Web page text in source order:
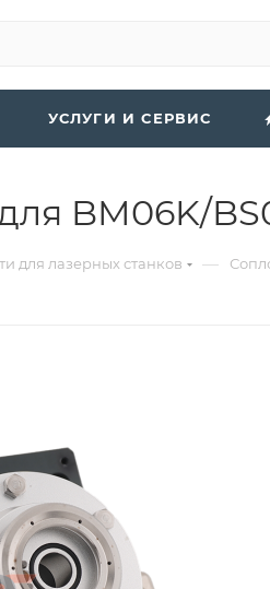
УСЛУГИ И СЕРВИС
BM06K/
для лазерных станков —